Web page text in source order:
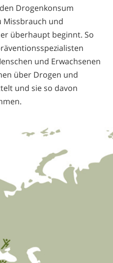
Drogenkonsum
Missbrauch und
überhaupt beginnt. So
und Erwachsenen
über Drogen und
und sie so davon